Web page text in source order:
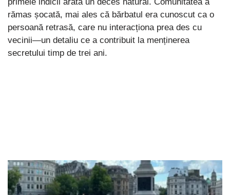
rămas șocată, mai ales că bărbatul era cunoscut ca o
persoană retrasă, care nu interacționa prea des cu
vecinii—un detaliu ce a contribuit la menținerea
secretului timp de trei ani.